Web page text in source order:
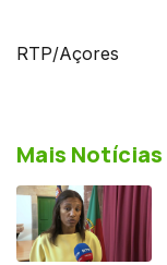
RTP/Açores
Mais Notícias